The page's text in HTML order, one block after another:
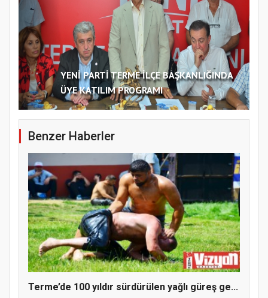
YENİ PARTİ TERME İLÇE BAŞKANLIĞINDA
ÜYE KATILIM PROGRAMI
Benzer Haberler
Terme’de 100 yıldır sürdürülen yağlı güreş ge...